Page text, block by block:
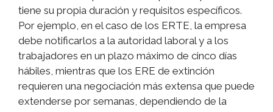
tiene su propia duración y requisitos específicos.
Por ejemplo, en el caso de los ERTE, la empresa
debe notificarlos a la autoridad laboral y a los
trabajadores en un plazo máximo de cinco días
hábiles, mientras que los ERE de extinción
requieren una negociación más extensa que puede
extenderse por semanas, dependiendo de la